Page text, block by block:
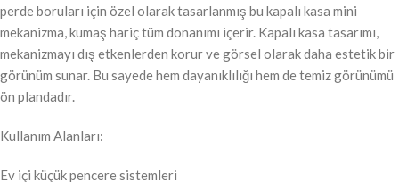
perde boruları için özel olarak tasarlanmış bu kapalı kasa mini
mekanizma, kumaş hariç tüm donanımı içerir. Kapalı kasa tasarımı,
mekanizmayı dış etkenlerden korur ve görsel olarak daha estetik bir
görünüm sunar. Bu sayede hem dayanıklılığı hem de temiz görünümü
ön plandadır.
Kullanım Alanları:
Ev içi küçük pencere sistemleri